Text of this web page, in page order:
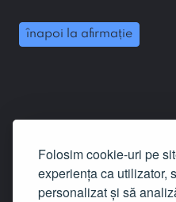
Folosim cookie-uri pe
experiența ca utilizator,
personalizat și să
înapoi la afirmație